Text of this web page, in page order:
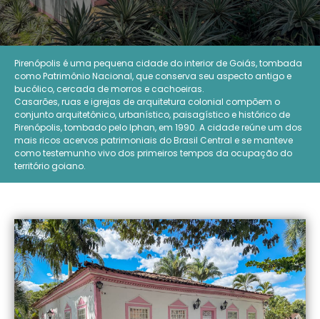
Pirenópolis é uma pequena cidade do interior de Goiás, tombada
como Patrimônio Nacional, que conserva seu aspecto antigo e
bucólico, cercada de morros e cachoeiras.
Casarões, ruas e igrejas de arquitetura colonial compõem o
conjunto arquitetônico, urbanístico, paisagístico e histórico de
Pirenópolis, tombado pelo Iphan, em 1990. A cidade reúne um dos
mais ricos acervos patrimoniais do Brasil Central e se manteve
como testemunho vivo dos primeiros tempos da ocupação do
território goiano.